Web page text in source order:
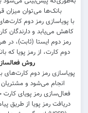
بانک‌ها می‌توان میزان
با پویاسازی رمز دوم
کاهش می‌یابد و دارندگان
رمز دوم ایستا (ثابت)، در
دوم کارت، از رمز پویا که
روش
پویاسازی رمز دوم
انجام می‌شود و
فعال‌سازی رمز پویای
دریافت رمز پویا از طریق